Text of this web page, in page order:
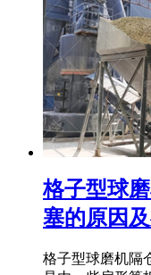
格子型球
塞的原因
格子型球磨机隔